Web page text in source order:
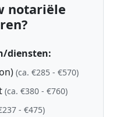
notariële
diensten:
(ca. €285 - €570)
(ca. €380 - €760)
- €475)